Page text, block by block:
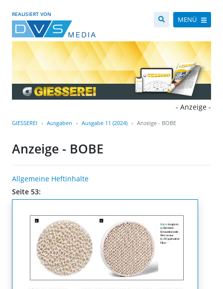
REALISIERT VON
MENÜ
- Anzeige -
GIESSEREI Ausgaben Ausgabe 11 (2024) Anzeige - BOBE
Anzeige - BOBE
Allgemeine Heftinhalte
Seite 53: